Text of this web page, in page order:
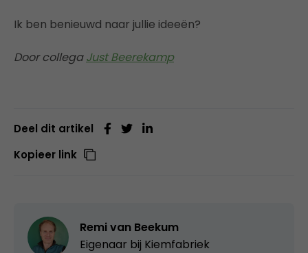
Ik ben benieuwd naar jullie ideeën?
Door collegaJust Beerekamp
Deel dit artikel
Kopieer link
Remi van Beekum
Eigenaar bij Kiemfabriek